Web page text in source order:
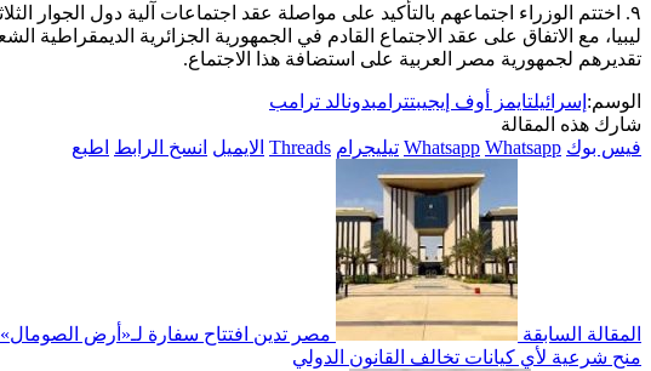
٩. اختتم الوزراء اجتماعهم بالتأكيد على مواصلة عقد اجتماعات آلية دول الجوار
ليبيا، مع الاتفاق على عقد الاجتماع القادم في الجمهورية الجزائرية الديمقراطية
تقديرهم لجمهورية مصر العربية على استضافة هذا الاجتماع.
الوسم: إسرائيلتايمز أوف إيجيبتترامبدونالد ترامب
شارك هذه المقالة
فيس بوك
Whatsapp Whatsapp تيليجرام Threads الايميل انسخ الرابط اطبع
المقالة السابقة
مصر تدين افتتاح سفارة لـ«أرض
منح شرعية لأي كيانات تخالف القانون الدولي